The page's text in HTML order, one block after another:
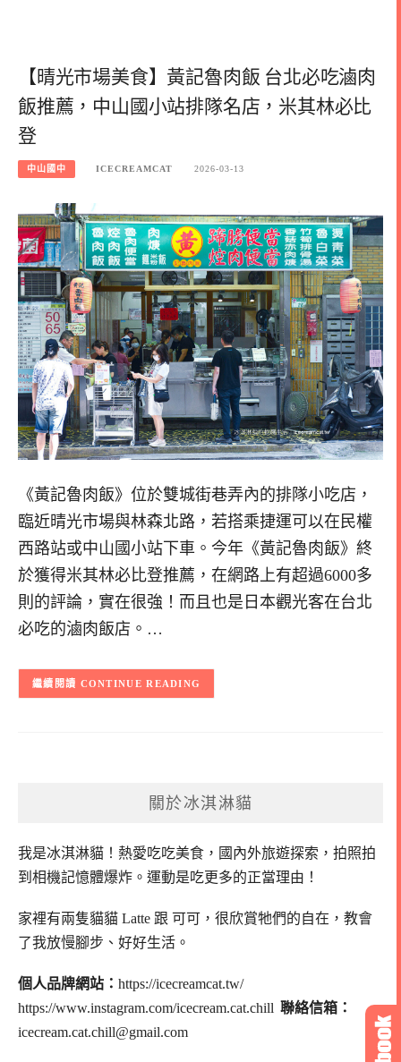
【晴光市場美食】黃記魯肉飯 台北必吃滷肉
飯推薦，中山國小站排隊名店，米其林必比
登
中山國中 ICECREAMCAT 2026-03-13
《黃記魯肉飯》位於雙城街巷弄內的排隊小吃店，
臨近晴光市場與林森北路，若搭乘捷運可以在民權
西路站或中山國小站下車。今年《黃記魯肉飯》終
於獲得米其林必比登推薦，在網路上有超過6000多
則的評論，實在很強！而且也是日本觀光客在台北
必吃的滷肉飯店。…
CONTINUE READING
關於冰淇淋貓
我是冰淇淋貓！ 熱愛吃吃美食，國內外旅遊探索，拍照拍
到相機記憶體爆炸。 運動是吃更多的正當理由！
家裡有兩隻貓貓 Latte 跟 可可， 很欣賞牠們的自在，教會
了我放慢腳步、好好生活。
個人品牌網站： https://icecreamcat.tw/
https://www.instagram.com/icecream.cat.chill 聯絡信箱：
icecream.cat.chill@gmail.com